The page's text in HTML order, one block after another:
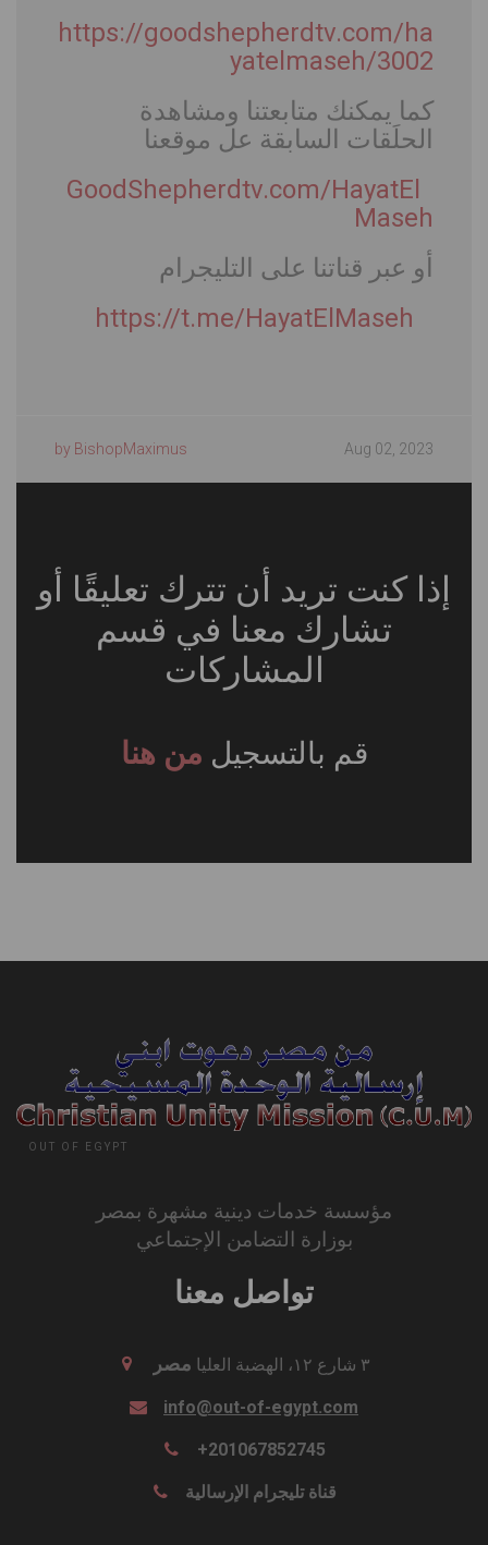
https://goodshepherdtv.com/ha
yatelmaseh/3002
كما يمكنك متابعتنا ومشاهدة
الحلَقات السابقة عل موقعنا
GoodShepherdtv.com/HayatEl
Maseh
أو عبر قناتنا على التليجرام
https://t.me/HayatElMaseh
Aug 02, 2023
by BishopMaximus
إذا كنت تريد أن تترك تعليقًا أو
تشارك معنا في قسم
المشاركات
قم بالتسجيل من هنا
OUT OF EGYPT
مؤسسة خدمات دينية مشهرة بمصر
بوزارة التضامن الإجتماعي
تواصل معنا
مصر ٣ شارع ١٢، الهضبة العليا
info@out-of-egypt.com
+201067852745
قناة تليجرام الإرسالية